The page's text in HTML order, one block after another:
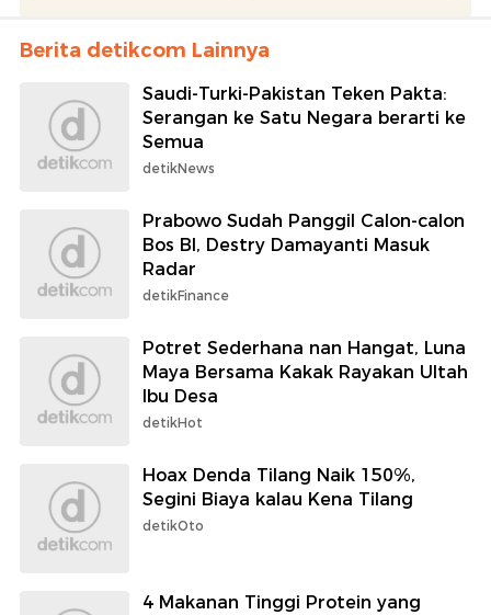
Berita detikcom Lainnya
Saudi-Turki-Pakistan Teken Pakta:
Serangan ke Satu Negara berarti ke
Semua
detikNews
Prabowo Sudah Panggil Calon-calon
Bos BI, Destry Damayanti Masuk
Radar
detikFinance
Potret Sederhana nan Hangat, Luna
Maya Bersama Kakak Rayakan Ultah
Ibu Desa
detikHot
Hoax Denda Tilang Naik 150%,
Segini Biaya kalau Kena Tilang
detikOto
4 Makanan Tinggi Protein yang